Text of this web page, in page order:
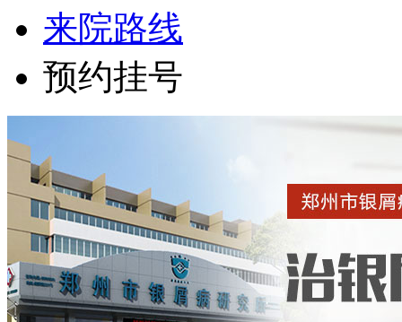
来院路线
预约挂号